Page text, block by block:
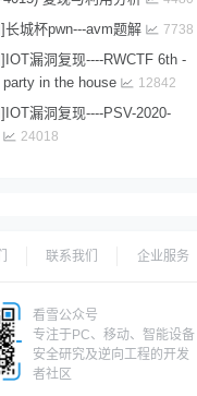
长城杯pwn---avm题解 7738
漏洞复现----RWCTF 6th -
party in the house
12842
漏洞复现----PSV-2020-
24018
联系我们 企业服务
看雪公众号
专注于PC、移动、智能设备
安全研究及逆向工程的开发
者社区